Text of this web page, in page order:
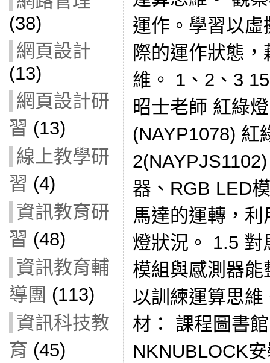
(38)
網頁設計
(13)
網頁設計研
習 (13)
線上教學研
習 (4)
資訊教育研
習 (48)
資訊教育輔
導團 (113)
資訊科技教
育 (45)
運作。學習以
際的運作狀態
維。 1、2、3
昭士老師 紅綠
(NAYP1078) 紅
器、RGB LED
馬達的運轉，
燈狀況。 1.5 對
模組與感測器
以訓練運算思
材： 課程圖書
NKNUBLOCK